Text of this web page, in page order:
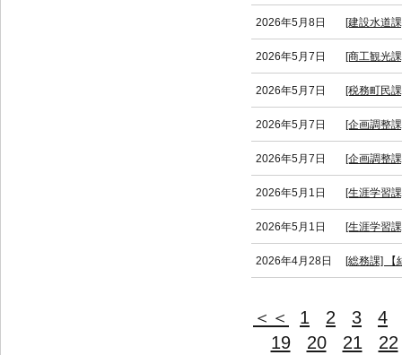
2026年5月8日 [建設水道
2026年5月7日 [商工観光
2026年5月7日 [税務町民
2026年5月7日 [企画調整
2026年5月7日 [企画調整
2026年5月1日 [生涯学習
2026年5月1日 [生涯学習
2026年4月28日 [総務課] 【
＜＜ 1 2 3
4
19
20 21
22